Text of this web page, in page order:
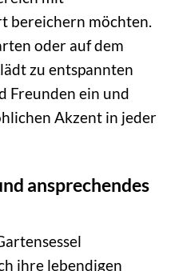
bereichern möchten.
oder auf dem
zu entspannten
Freunden ein und
Akzent in jeder
ansprechendes
ihre lebendigen